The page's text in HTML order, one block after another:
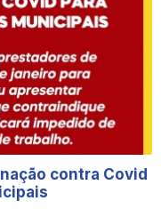
contra Covid